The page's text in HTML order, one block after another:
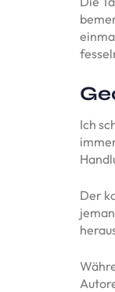
Ich
Der